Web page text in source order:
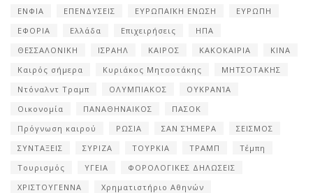
ΕΝΦΙΑ
ΕΠΕΝΔΥΣΕΙΣ ΕΥΡΩΠΑΪΚΗ ΕΝΩΣΗ
ΕΥΡΩΠΗ
ΕΦΟΡΙΑ
Ελλάδα Επιχειρήσεις
ΗΠΑ
ΘΕΣΣΑΛΟΝΙΚΗ
ΙΣΡΑΗΛ ΚΑΙΡΟΣ ΚΑΚΟΚΑΙΡΙΑ
ΚΙΝΑ
Καιρός σήμερα
Κυριάκος Μητσοτάκης
ΜΗΤΣΟΤΑΚΗΣ
Ντόναλντ Τραμπ
ΟΛΥΜΠΙΑΚΟΣ
ΟΥΚΡΑΝΊΑ
Οικονομία
ΠΑΝΑΘΗΝΑΙΚΟΣ
ΠΑΣΟΚ
Πρόγνωση καιρού
ΡΩΣΙΑ ΣΑΝ ΣΉΜΕΡΑ
ΣΕΙΣΜΟΣ
ΣΥΝΤΑΞΕΙΣ
ΣΥΡΙΖΑ ΤΟΥΡΚΙΑ ΤΡΑΜΠ
Τέμπη
Τουρισμός
ΥΓΕΙΑ
ΦΟΡΟΛΟΓΙΚΕΣ ΔΗΛΩΣΕΙΣ
ΧΡΙΣΤΟΥΓΕΝΝΑ
Χρηματιστήριο Αθηνών